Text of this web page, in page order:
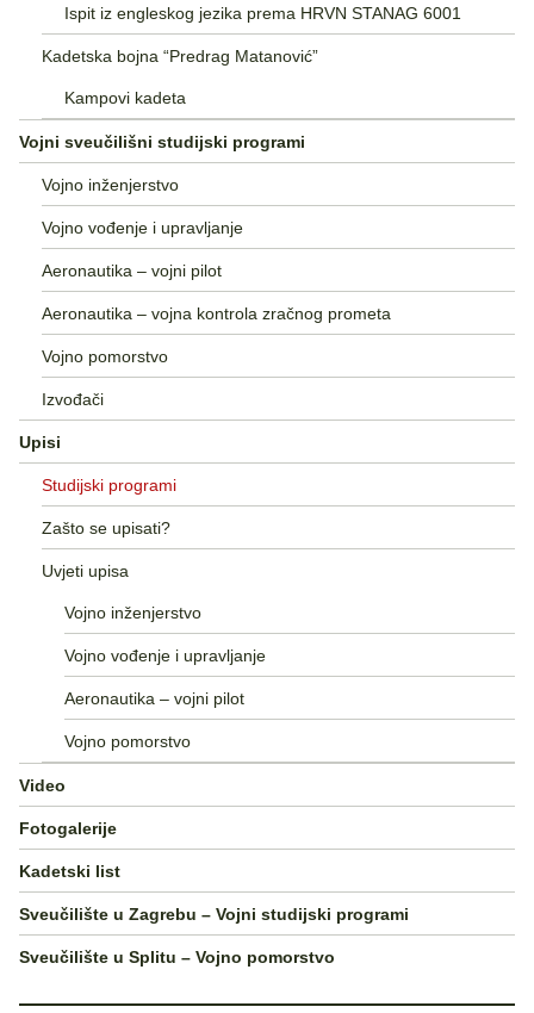
Ispit iz engleskog jezika prema HRVN STANAG 6001
Kadetska bojna “Predrag Matanović”
Kampovi kadeta
Vojni sveučilišni studijski programi
Vojno inženjerstvo
Vojno vođenje i upravljanje
Aeronautika – vojni pilot
Aeronautika – vojna kontrola zračnog prometa
Vojno pomorstvo
Izvođači
Upisi
Studijski programi
Zašto se upisati?
Uvjeti upisa
Vojno inženjerstvo
Vojno vođenje i upravljanje
Aeronautika – vojni pilot
Vojno pomorstvo
Video
Fotogalerije
Kadetski list
Sveučilište u Zagrebu – Vojni studijski programi
Sveučilište u Splitu – Vojno pomorstvo